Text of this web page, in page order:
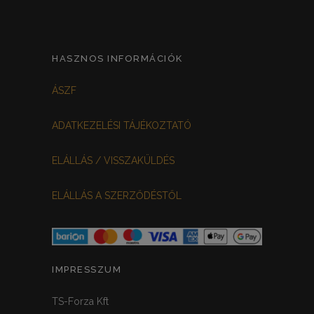
HASZNOS INFORMÁCIÓK
ÁSZF
ADATKEZELÉSI TÁJÉKOZTATÓ
ELÁLLÁS / VISSZAKÜLDÉS
ELÁLLÁS A SZERZŐDÉSTŐL
IMPRESSZUM
TS-Forza Kft